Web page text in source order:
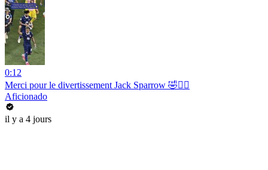
0:12
Merci pour le divertissement Jack Sparrow 🤣🏴‍☠️
Aficionado
il y a 4 jours